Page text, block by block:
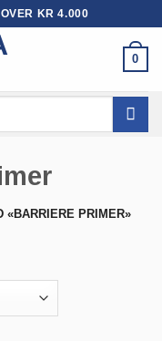
KR 4.000
0
«BARRIERE PRIMER»